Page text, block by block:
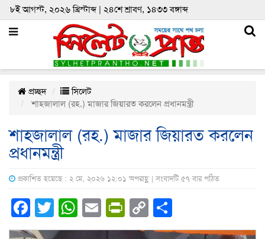
৮ই আগস্ট, ২০২৬ খ্রিস্টাব্দ | ২৪শে শ্রাবণ, ১৪৩৩ বঙ্গাব্দ
প্রচ্ছদ
সিলেট
শাহজালাল (রহ.) মাজার জিয়ারত করলেন প্রধানমন্ত্রী
শাহজালাল (রহ.) মাজার জিয়ারত করলেন
প্রধানমন্ত্রী
প্রকাশিত হয়েছে : ২ মে, ২০২৬ ১২:০১ অপরাহ্ণ | সংবাদটি ৫৭ বার পঠিত
Facebook
Twitter
WhatsApp
EmailPrintFriendly
Copy
Link